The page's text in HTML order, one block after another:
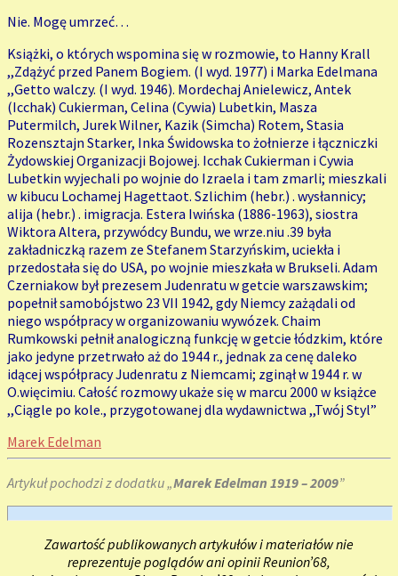
Nie. Mogę umrzeć…
Książki, o których wspomina się w rozmowie, to Hanny Krall
,,Zdążyć przed Panem Bogiem. (I wyd. 1977) i Marka Edelmana
,,Getto walczy. (I wyd. 1946). Mordechaj Anielewicz, Antek
(Icchak) Cukierman, Celina (Cywia) Lubetkin, Masza
Putermilch, Jurek Wilner, Kazik (Simcha) Rotem, Stasia
Rozensztajn Starker, Inka Świdowska to żołnierze i łączniczki
Żydowskiej Organizacji Bojowej. Icchak Cukierman i Cywia
Lubetkin wyjechali po wojnie do Izraela i tam zmarli; mieszkali
w kibucu Lochamej Hagettaot. Szlichim (hebr.) . wysłannicy;
alija (hebr.) . imigracja. Estera Iwińska (1886-1963), siostra
Wiktora Altera, przywódcy Bundu, we wrze.niu .39 była
zakładniczką razem ze Stefanem Starzyńskim, uciekła i
przedostała się do USA, po wojnie mieszkała w Brukseli. Adam
Czerniakow był prezesem Judenratu w getcie warszawskim;
popełnił samobójstwo 23 VII 1942, gdy Niemcy zażądali od
niego współpracy w organizowaniu wywózek. Chaim
Rumkowski pełnił analogiczną funkcję w getcie łódzkim, które
jako jedyne przetrwało aż do 1944 r., jednak za cenę daleko
idącej współpracy Judenratu z Niemcami; zginął w 1944 r. w
O.więcimiu. Całość rozmowy ukaże się w marcu 2000 w książce
,,Ciągle po kole., przygotowanej dla wydawnictwa ,,Twój Styl”
Marek Edelman
Artykuł pochodzi z dodatku „Marek Edelman 1919 – 2009”
Zawartość publikowanych artykułów i materiałów nie
reprezentuje poglądów ani opinii Reunion’68,